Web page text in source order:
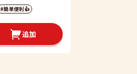
#簡単便利👍
追加